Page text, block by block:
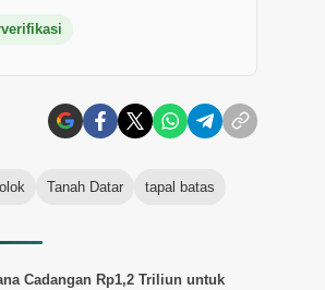
Tanah Datar tapal batas
Cadangan Rp1,2 Triliun untuk